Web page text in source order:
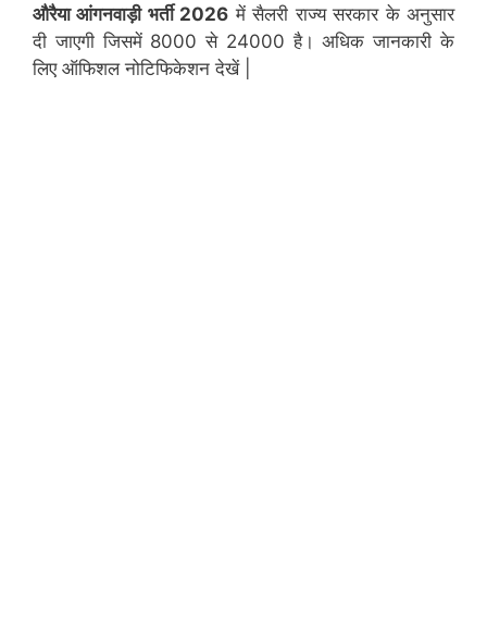
औरैया आंगनवाड़ी भर्ती 2026 में सैलरी राज्य सरकार के अनुसार
दी जाएगी जिसमें 8000 से 24000 है। अधिक जानकारी के
लिए ऑफिशल नोटिफिकेशन देखें |